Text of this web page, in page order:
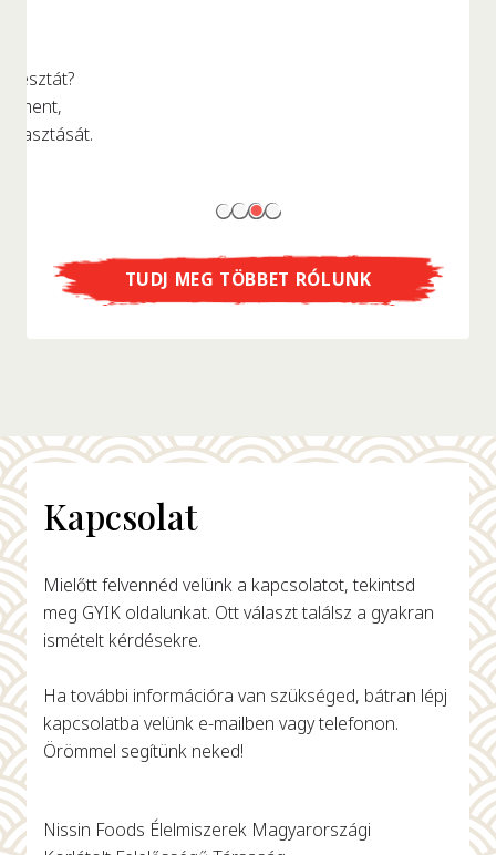
...ellátogathatsz az eredeti fakunyhó replikájába,
ahol az instant tésztát megalkották?
TUDJ MEG TÖBBET RÓLUNK
Kapcsolat
Mielőtt felvennéd velünk a kapcsolatot, tekintsd
meg GYIK oldalunkat. Ott választ találsz a gyakran
ismételt kérdésekre.
Ha további információra van szükséged, bátran lépj
kapcsolatba velünk e-mailben vagy telefonon.
Örömmel segítünk neked!
Nissin Foods Élelmiszerek Magyarországi